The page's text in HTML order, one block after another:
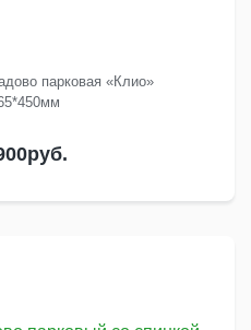
парковая «Клио»
руб.